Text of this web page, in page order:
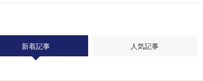
新着記事 人気記事